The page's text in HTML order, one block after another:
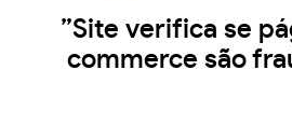
”Site verifica se
commerce são